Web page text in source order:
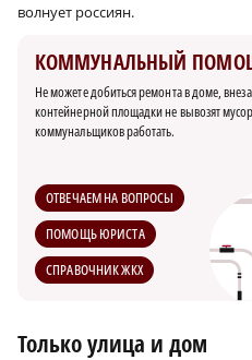
волнует россиян.
КОММУНАЛЬНЫЙ
Не можете добиться ремонта в доме,
контейнерной площадки не вывозят
коммунальщиков работать.
ОТВЕЧАЕМ НА ВОПРОСЫ
ПОМОЩЬ ЮРИСТА
СПРАВОЧНИК ЖКХ
Только улица и дом